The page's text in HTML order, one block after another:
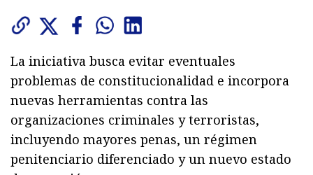
La iniciativa busca evitar eventuales
problemas de constitucionalidad e incorpora
nuevas herramientas contra las
organizaciones criminales y terroristas,
incluyendo mayores penas, un régimen
penitenciario diferenciado y un nuevo estado